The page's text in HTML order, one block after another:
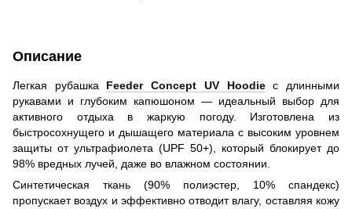
Описание
Легкая рубашка Feeder Concept UV Hoodieс длинными
рукавами и глубоким капюшоном — идеальный выбор для
активного отдыха в жаркую погоду. Изготовлена из
быстросохнущего и дышащего материала с высоким уровнем
защиты от ультрафиолета (UPF 50+), который блокирует до
98% вредных лучей, даже во влажном состоянии.
Синтетическая ткань (90% полиэстер, 10% спандекс)
пропускает воздух и эффективно отводит влагу, оставляя кожу